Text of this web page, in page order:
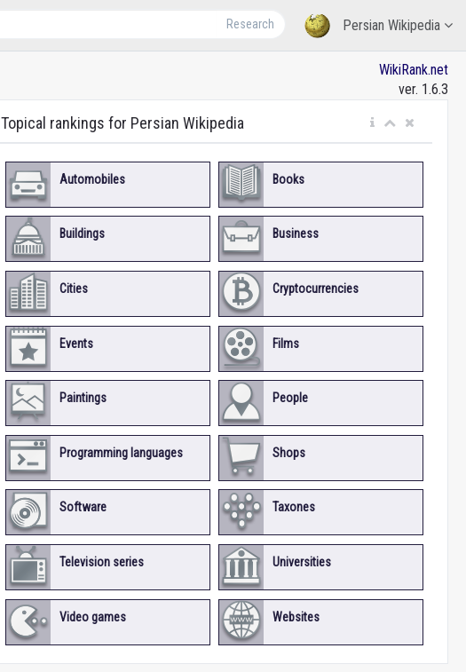
Persian Wikipedia
Research
WikiRank.net
ver. 1.6.3
Topical rankings for Persian Wikipedia
Automobiles Books
Buildings Business
Cities Cryptocurrencies
Events Films
Paintings People
Programming languages Shops
Software Taxones
Television series Universities
Video games Websites